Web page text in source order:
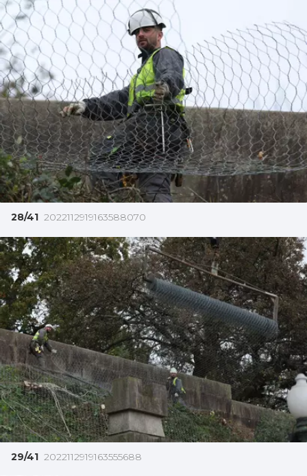
28/41 2022112919163588070
29/41 2022112919163555688